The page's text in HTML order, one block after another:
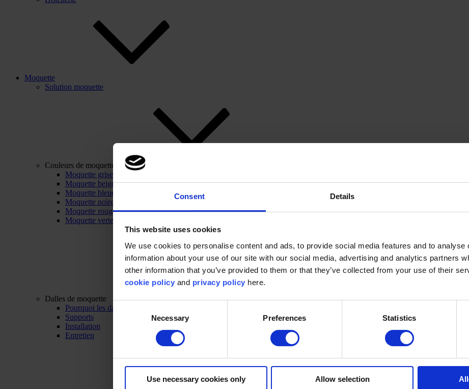
Consent Details
This website uses cookies
We use cookies to personalise content and ads, to provide social media features and to
information about your use of our site with our social media, advertising and analytics partners
other information that you’ve provided to them or that they’ve collected from your use of their
cookie policy and privacy policy here.
Consent
Necessary Preferences Statistics
Use necessary cookies only Allow selection
Moquette
Solution moquette
Couleurs de moquette
Moquette grise
Moquette beige
Moquette bleue
Moquette noire
Moquette rouge
Moquette verte
Dalles de moquette
Pourquoi les dalles de moquette ?
Supports
Installation
Entretien